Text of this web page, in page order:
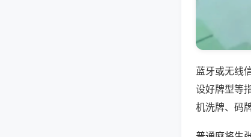
蓝牙或无线
设好牌型等
机洗牌、码